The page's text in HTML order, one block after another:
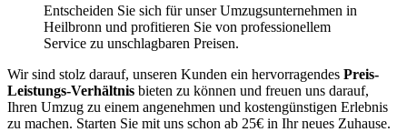
Entscheiden Sie sich für unser Umzugsunternehmen in
Heilbronn und profitieren Sie von professionellem
Service zu unschlagbaren Preisen.
Wir sind stolz darauf, unseren Kunden ein hervorragendes Preis-
Leistungs-Verhältnis bieten zu können und freuen uns darauf,
Ihren Umzug zu einem angenehmen und kostengünstigen Erlebnis
zu machen. Starten Sie mit uns schon ab 25€ in Ihr neues Zuhause.